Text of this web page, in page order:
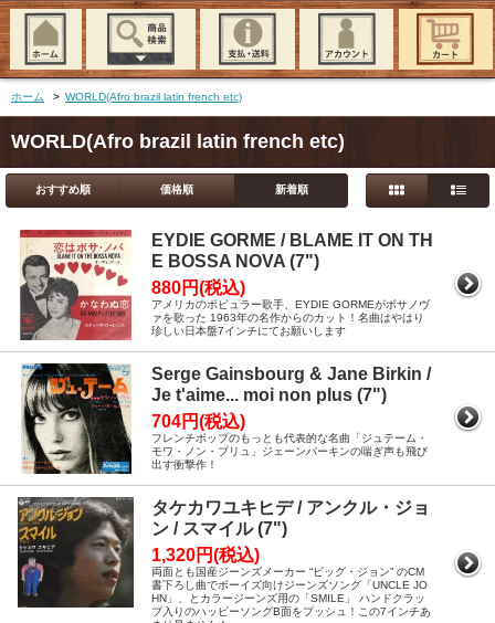
ホーム > WORLD(Afro brazil latin french etc)
WORLD(Afro brazil latin french etc)
おすすめ順 価格順 新着順
EYDIE GORME / BLAME IT ON TH
E BOSSA NOVA (7")
880円(税込)
アメリカのポピュラー歌手、EYDIE GORMEがボサノヴ
ァを歌った 1963年の名作からのカット！名曲はやはり
珍しい日本盤7インチにてお願いします
Serge Gainsbourg & Jane Birkin /
Je t'aime... moi non plus (7")
704円(税込)
フレンチポップのもっとも代表的な名曲「ジュテーム・
モワ・ノン・プリュ」ジェーンバーキンの喘ぎ声も飛び
出す衝撃作！
タケカワユキヒデ / アンクル・ジョ
ン / スマイル (7")
1,320円(税込)
両面とも国産ジーンズメーカー “ビッグ・ジョン” のCM
書下ろし曲でボーイズ向けジーンズソング「UNCLE JO
HN」、とカラージーンズ用の「SMILE」 ハンドクラッ
プ入りのハッピーソングB面をプッシュ！この7インチあ